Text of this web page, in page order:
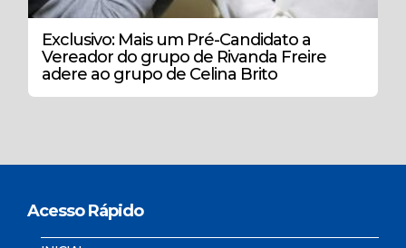
Exclusivo: Mais um Pré-Candidato a
Vereador do grupo de Rivanda Freire
adere ao grupo de Celina Brito
Acesso Rápido